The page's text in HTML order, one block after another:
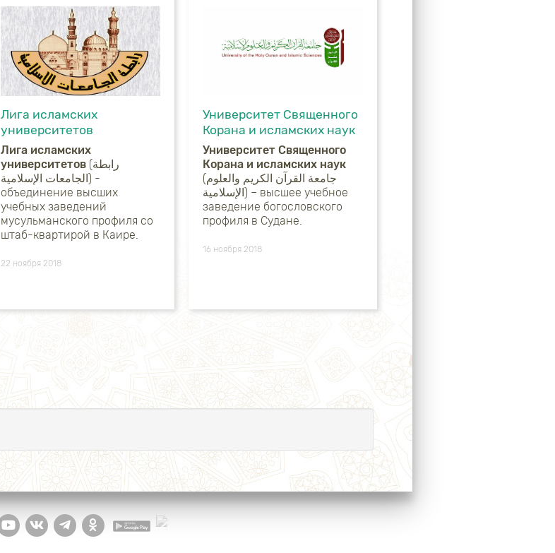
Лига исламских
университетов
Лига исламских
университетов(رابطة
الجامعات الإسلامية) -
объединение высших
учебных заведений
мусульманского профиля со
штаб-квартирой в Каире.
22 ноября 2018
Университет Священного
Корана и исламских наук
Университет Священного
Корана и исламских наук
(جامعة القرآن الكريم والعلوم
الإسلامية) – высшее учебное
заведение богословского
профиля в Судане.
16 ноября 2018